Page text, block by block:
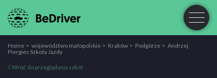
Home województwo małopolskie Kraków Podgórze
Andrzej
Piergies Szkoła Jazdy
Wróć do przeglądania szkół